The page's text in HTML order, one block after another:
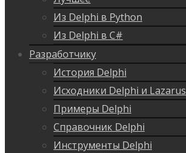
Из Delphi в Python
Из Delphi в C#
Разработчику
История Delphi
Исходники Delphi и Lazarus
Примеры Delphi
Справочник Delphi
Инструменты Delphi